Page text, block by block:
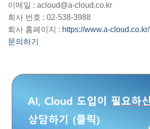
이메일 : acloud@a-cloud.co.kr
회사 번호 : 02-538-3988
회사 홈페이지 : https://www.a-cloud.co.kr/
문의하기